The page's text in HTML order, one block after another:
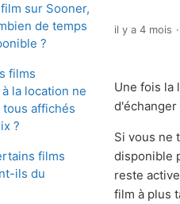
sur Sooner,
de temps
?
films
la location ne
affichés
?
films
ils du
il y a 4 mois
Une fois la
Si vous ne
disponible
reste
film à plus